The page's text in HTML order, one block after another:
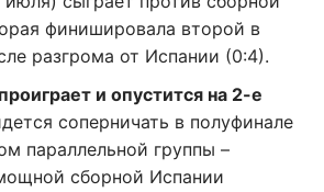
финишировала второй в
разгрома от Испании (0:4).
и опустится на 2-е
соперничать в полуфинале
параллельной группы –
сборной Испании